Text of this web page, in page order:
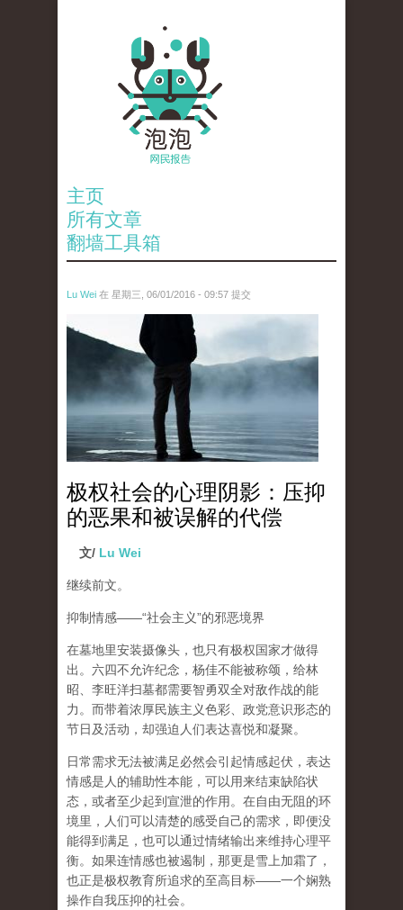
主页
所有文章
翻墙工具箱
Lu Wei 在 星期三, 06/01/2016 - 09:57 提交
wen_tou_tu_2.jpg
极权社会的心理阴影：压抑
的恶果和被误解的代偿
文/ Lu Wei
继续前文。
抑制情感——“社会主义”的邪恶境界
在墓地里安装摄像头，也只有极权国家才做得
出。六四不允许纪念，杨佳不能被称颂，给林
昭、李旺洋扫墓都需要智勇双全对敌作战的能
力。而带着浓厚民族主义色彩、政党意识形态的
节日及活动，却强迫人们表达喜悦和凝聚。
日常需求无法被满足必然会引起情感起伏， 表达
情感是人的辅助性本能，可以用来结束缺陷状
态，或者至少起到宣泄的作用 。在自由无阻的环
境里，人们可以清楚的感受自己的需求，即便没
能得到满足，也可以通过情绪输出来维持心理平
衡。如果连情感也被遏制，那更是雪上加霜了，
也正是极权教育所追求的至高目标——一个娴熟
操作自我压抑的社会。